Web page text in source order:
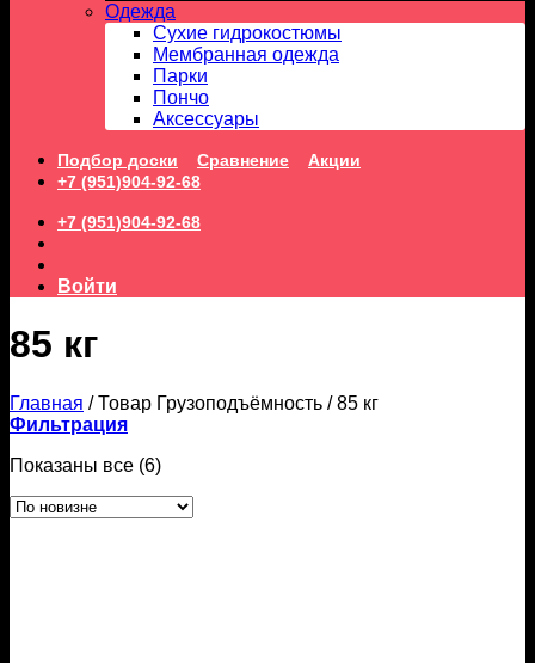
Одежда
Сухие гидрокостюмы
Мембранная одежда
Парки
Пончо
Аксессуары
Подбор доски Сравнение
Акции
+7 (951)904-92-68
+7 (951)904-92-68
Войти
85 кг
Главная /Товар Грузоподъёмность /85 кг
Фильтрация
Показаны все (6)Сортировка:
недавние